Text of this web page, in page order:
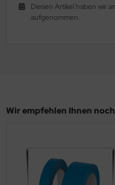
Diesen Artikel haben wir
aufgenommen.
Wir empfehlen Ihnen